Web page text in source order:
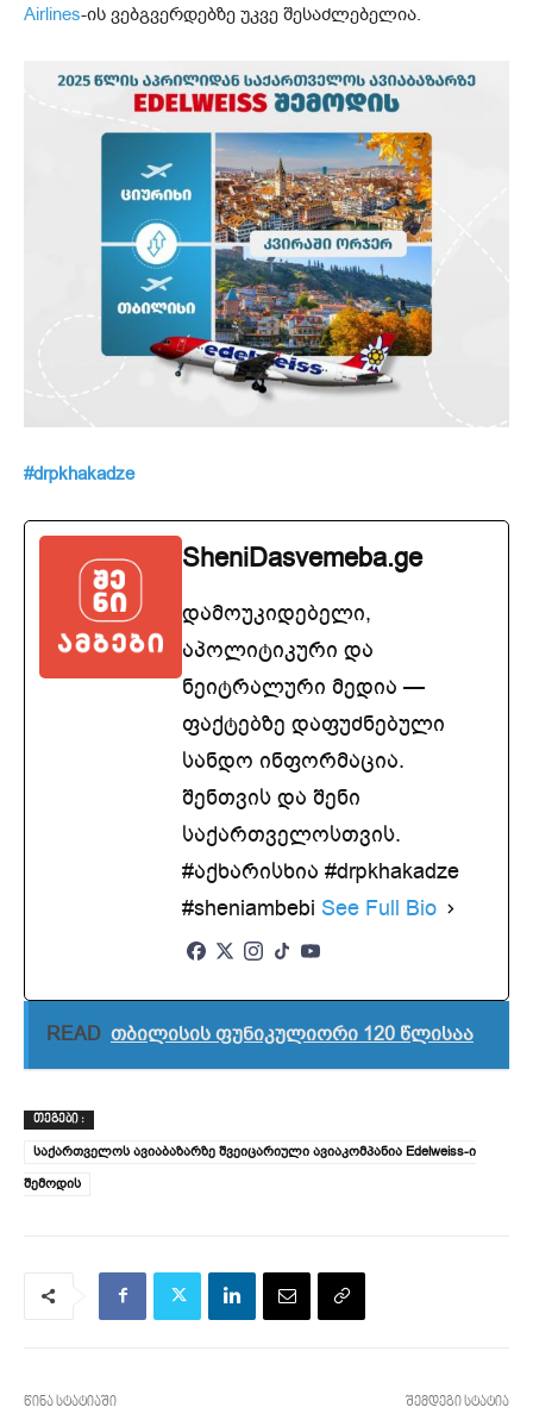
Airlines-ის ვებგვერდებზე უკვე შესაძლებელია.
#drpkhakadze
SheniDasvemeba.ge
დამოუკიდებელი,
აპოლიტიკური და
ნეიტრალური მედია —
ფაქტებზე დაფუძნებული
სანდო ინფორმაცია.
შენთვის და შენი
საქართველოსთვის.
#აქხარისხია #drpkhakadze
#sheniambebi See Full Bio
READ თბილისის ფუნიკულიორი 120 წლისაა
ᲗᲔᲒᲔᲑᲘ :
საქართველოს ავიაბაზარზე შვეიცარიული ავიაკომპანია Edelweiss-ი
შემოდის
წინა სტატიაში შემდეგი სტატია